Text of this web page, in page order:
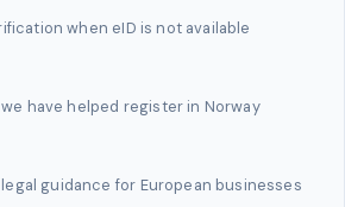
when eID is not available
have helped register in Norway
guidance for European businesses